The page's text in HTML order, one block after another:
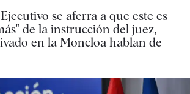
se aferra a que este es
de la instrucción del juez,
en la Moncloa hablan de